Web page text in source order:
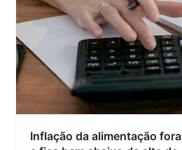
Inflação da alimentação